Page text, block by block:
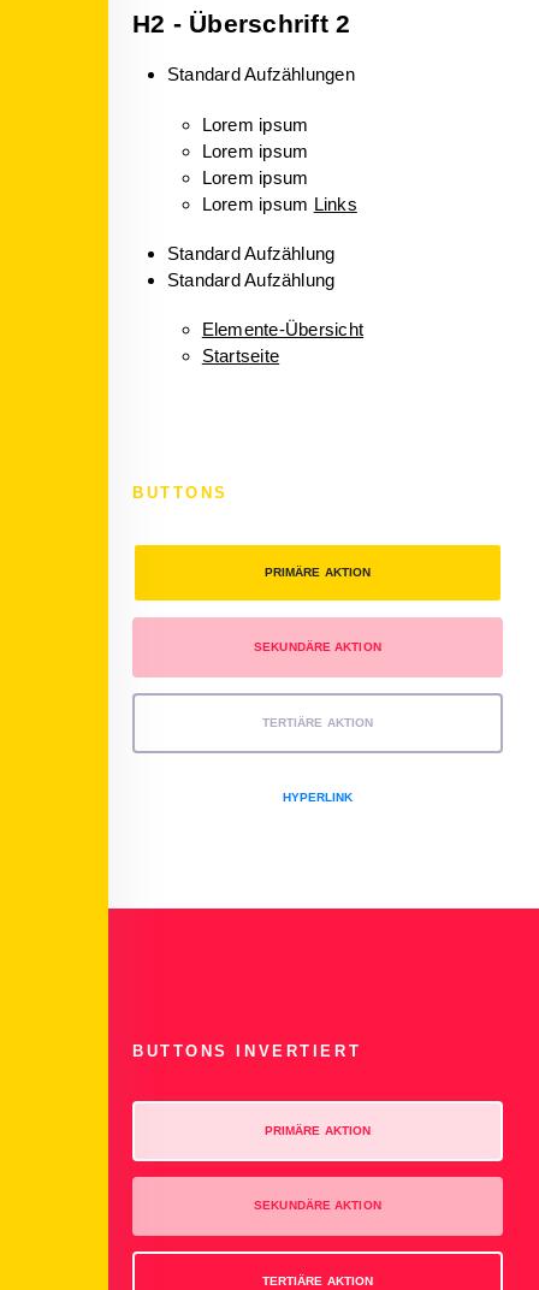
H2 - Überschrift 2
Standard Aufzählungen
Lorem ipsum
Lorem ipsum
Lorem ipsum
Lorem ipsum Links
Standard Aufzählung
Standard Aufzählung
Elemente-Übersicht
Startseite
BUTTONS
PRIMÄRE AKTION
SEKUNDÄRE AKTION
TERTIÄRE AKTION
HYPERLINK
BUTTONS INVERTIERT
PRIMÄRE AKTION
SEKUNDÄRE AKTION
TERTIÄRE AKTION